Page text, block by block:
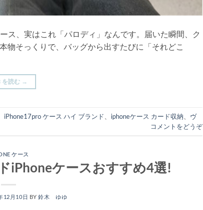
ス、実はこれ「パロディ」なんです。届いた瞬間、ク
物そっくりで、バッグから出すたびに「それどこ
を読む →
iPhone17pro ケース ハイ ブランド iphoneケース カード収納
ヴ
コメントをどうぞ
ケース
iPhoneケースおすすめ4選!
12月10日 BY鈴木 ゆゆ